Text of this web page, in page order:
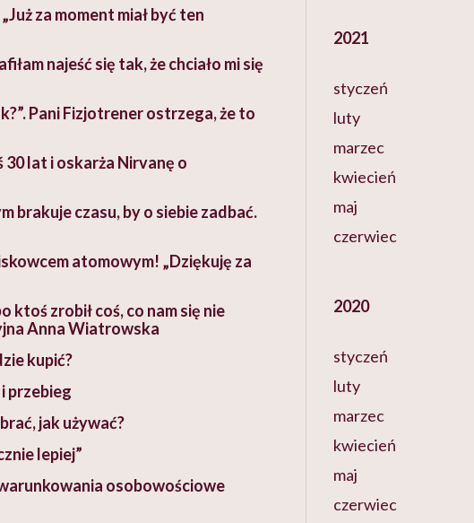
za moment miał być ten
najeść się tak, że chciało mi się
Pani Fizjotrener ostrzega, że to
30 lat i oskarża Nirvanę o
brakuje czasu, by o siebie zadbać.
atomowym! „Dziękuję za
ktoś zrobił coś, co nam się nie
Anna Wiatrowska
kupić?
przebieg
jak używać?
lepiej”
osobowościowe
2021
styczeń
luty
marzec
kwiecień
maj
czerwiec
2020
styczeń
luty
marzec
kwiecień
maj
czerwiec